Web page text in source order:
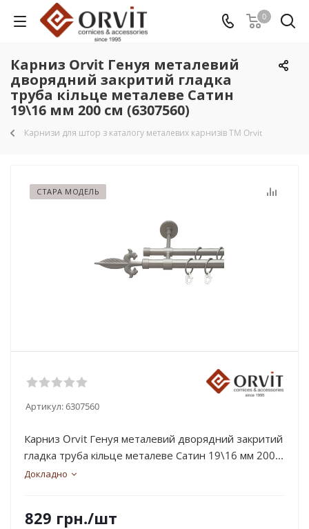
0
Карниз Orvit Генуя металевий
дворядний закритий гладка
труба кільце металеве Сатин
19\16 мм 200 см (6307560)
Карнизи для штор з каталогу металевих карнизів TM Orvit
СТАРА МОДЕЛЬ
Артикул:6307560
Карниз Orvit Генуя металевий дворядний закритий
гладка труба кільце металеве Сатин 19\16 мм 200...
Докладно
829 грн./шт